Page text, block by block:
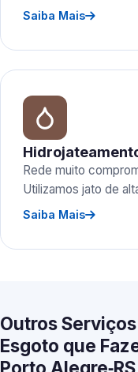
Saiba Mais
Rede muito
Utilizamos jato de
Saiba Mais
Outros
Esgoto que
Porto Alegre‑RS